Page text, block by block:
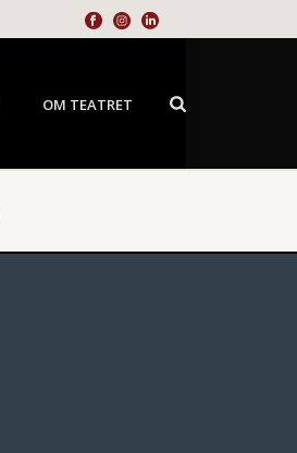
OM TEATRET